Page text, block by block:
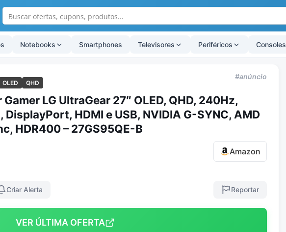
Notebooks Smartphones Televisores Periféricos Consoles
OLED QHD
#anúncio
LG UltraGear 27″ OLED, QHD, 240Hz,
DisplayPort, HDMI e USB, NVIDIA G-SYNC, AMD
HDR400 – 27GS95QE-B
Amazon
Criar Alerta Reportar
VER ÚLTIMA OFERTA